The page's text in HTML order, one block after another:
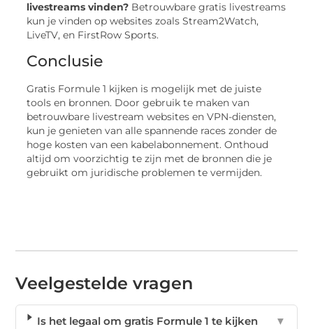
livestreams vinden? Betrouwbare gratis livestreams
kun je vinden op websites zoals Stream2Watch,
LiveTV, en FirstRow Sports.
Conclusie
Gratis Formule 1 kijken is mogelijk met de juiste
tools en bronnen. Door gebruik te maken van
betrouwbare livestream websites en VPN-diensten,
kun je genieten van alle spannende races zonder de
hoge kosten van een kabelabonnement. Onthoud
altijd om voorzichtig te zijn met de bronnen die je
gebruikt om juridische problemen te vermijden.
Veelgestelde vragen
Is het legaal om gratis Formule 1 te kijken
▼